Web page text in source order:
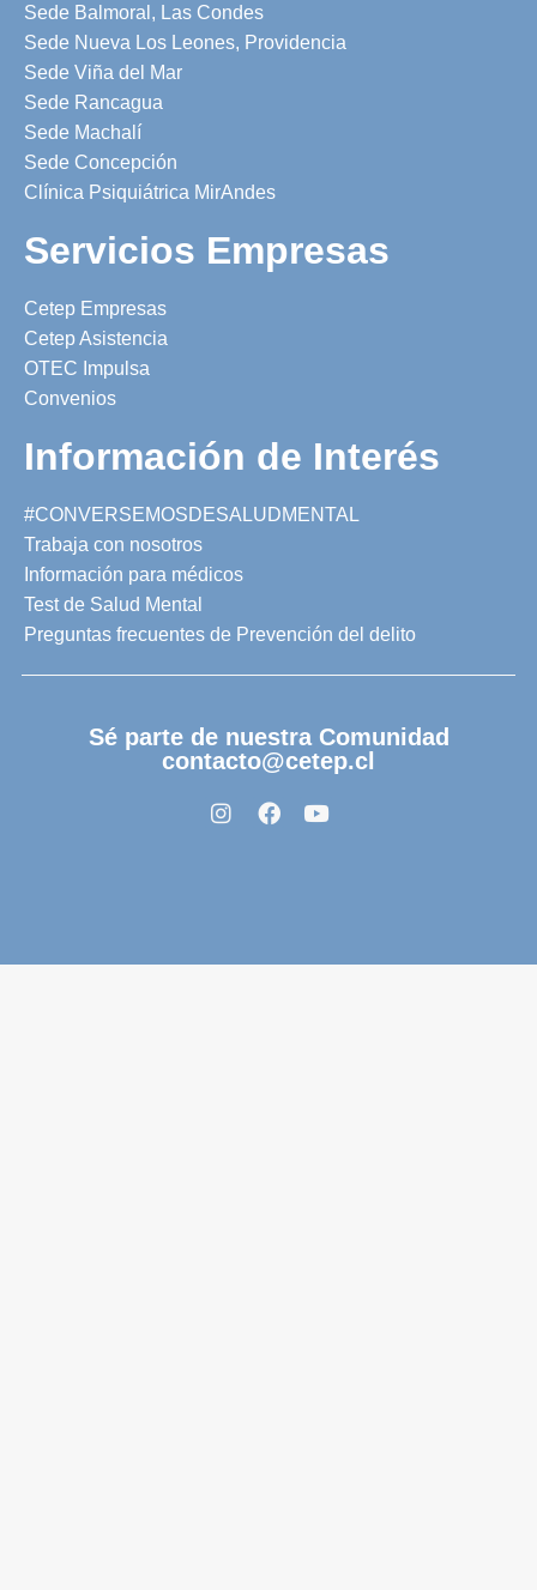
Sede Balmoral, Las Condes
Sede Nueva Los Leones, Providencia
Sede Viña del Mar
Sede Rancagua
Sede Machalí
Sede Concepción
Clínica Psiquiátrica MirAndes
Servicios Empresas
Cetep Empresas
Cetep Asistencia
OTEC Impulsa
Convenios
Información de Interés
#CONVERSEMOSDESALUDMENTAL
Trabaja con nosotros
Información para médicos
Test de Salud Mental
Preguntas frecuentes de Prevención del delito
Sé parte de nuestra Comunidad
contacto@cetep.cl